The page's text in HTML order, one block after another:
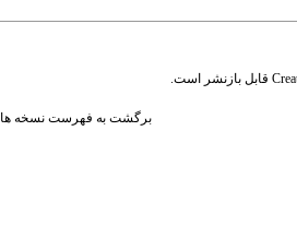
قابل بازنشر است.
برگشت به فهرست نسخه ها